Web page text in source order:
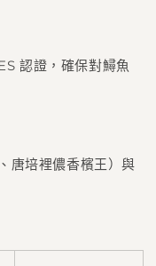
認證，確保對鱘魚
唐培裡儂香檳王）與